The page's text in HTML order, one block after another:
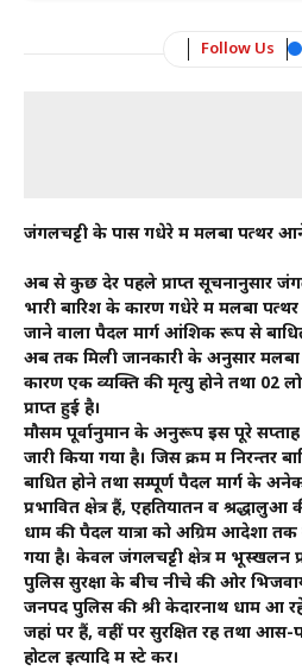
Follow Us
जंगलचट्टी के पास गधेरे में मलबा पत्थर
अब से कुछ देर पहले प्राप्त सूचनानुसार
भारी बारिश के कारण गधेरे में मलबा
जाने वाला पैदल मार्ग आंशिक रूप से
अब तक मिली जानकारी के अनुसार
कारण एक व्यक्ति की मृत्यु होने तथा 02
प्राप्त हुई है।
मौसम पूर्वानुमान के अनुरूप इस पूरे
जारी किया गया है। जिस क्रम में निरन्तर
बाधित होने तथा सम्पूर्ण पैदल मार्ग के
प्रभावित क्षेत्र हैं, एहतियातन व श्रद्धालुओं
धाम की पैदल यात्रा को अग्रिम आदेशों तक
गया है। केवल जंगलचट्टी क्षेत्र में भूस्खलन
पुलिस सुरक्षा के बीच नीचे की ओर
जनपद पुलिस की श्री केदारनाथ धाम आ
जहां पर हैं, वहीं पर सुरक्षित रहें तथा आस-
होटल इत्यादि में स्टे करें।